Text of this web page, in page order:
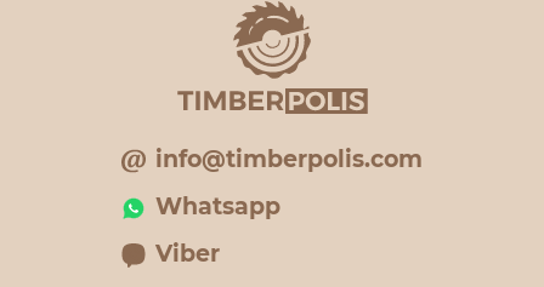
info@timberpolis.com
Whatsapp
Viber